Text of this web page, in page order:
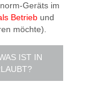
Geräts im
Betrieb und
möchte).
IST IN